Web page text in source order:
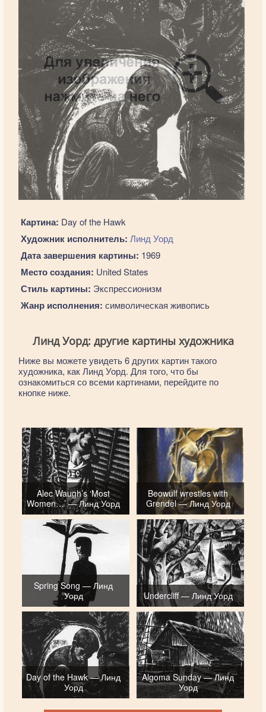
Картина: Day of the Hawk
Художник исполнитель: Линд Уорд
Дата завершения картины: 1969
Место создания: United States
Стиль картины: Экспрессионизм
Жанр исполнения: символическая живопись
Линд Уорд: другие картины художника
Ниже вы можете увидеть 6 других картин такого
художника, как Линд Уорд. Для того, что бы
ознакомиться со всеми картинами, перейдите по
кнопке ниже.
Alec Waugh’s ‘Most
Women…’ — Линд Уорд
Beowulf wrestles with
Grendel — Линд Уорд
Spring Song — Линд
Уорд
Undercliff — Линд Уорд
Day of the Hawk — Линд
Уорд
Algoma Sunday — Линд
Уорд